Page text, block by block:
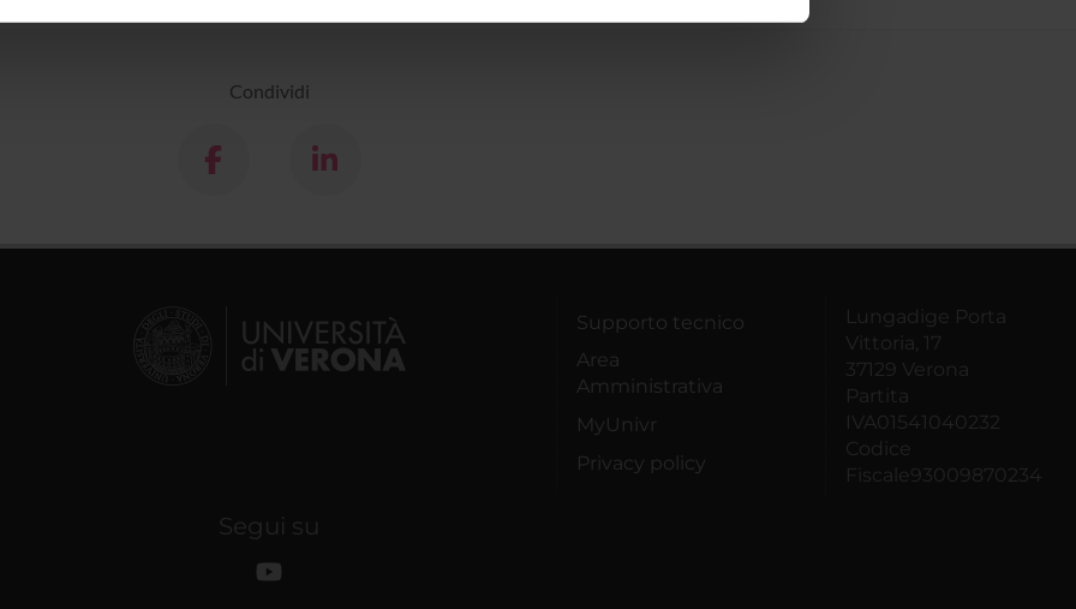
Condividi
Supporto tecnico
Area
Amministrativa
MyUnivr
Privacy policy
Lungadige Porta
Vittoria, 17
37129 Verona
Partita
IVA01541040232
Codice
Fiscale93009870234
Segui su